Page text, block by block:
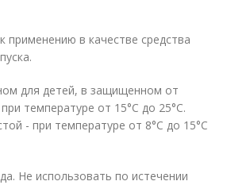
применению в качестве средства
для детей, в защищенном от
температуре от 15°С до 25°С.
- при температуре от 8°С до 15°С
Не использовать по истечении